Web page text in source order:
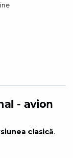
- avion
clasică.